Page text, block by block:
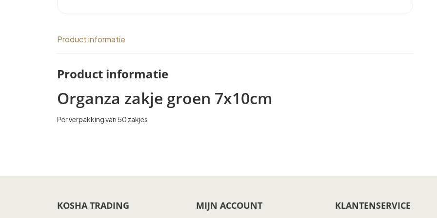
Product informatie
Product informatie
Organza zakje groen 7x10cm
Per verpakking van 50 zakjes
KOSHA TRADING MIJN ACCOUNT KLANTENSERVICE